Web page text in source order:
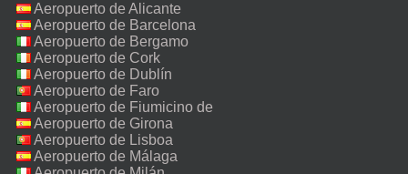
Aeropuerto de Alicante
Aeropuerto de Barcelona
Aeropuerto de Bergamo
Aeropuerto de Cork
Aeropuerto de Dublín
Aeropuerto de Faro
Aeropuerto de Fiumicino de
Roma
Aeropuerto de Girona
Aeropuerto de Lisboa
Aeropuerto de Málaga